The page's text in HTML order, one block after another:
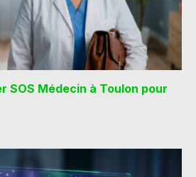
SOS Médecin à Toulon pour